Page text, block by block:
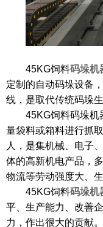
45KG饲料码垛机
定制的自动码垛设备
线，是取代传统码垛
45KG饲料码垛机
量袋料或箱料进行抓
人，是集机械、电子
体的高新机电产品，
物流等劳动强度大、
45KG饲料码垛机
平、生产能力、改善
力，作出很大的贡献。